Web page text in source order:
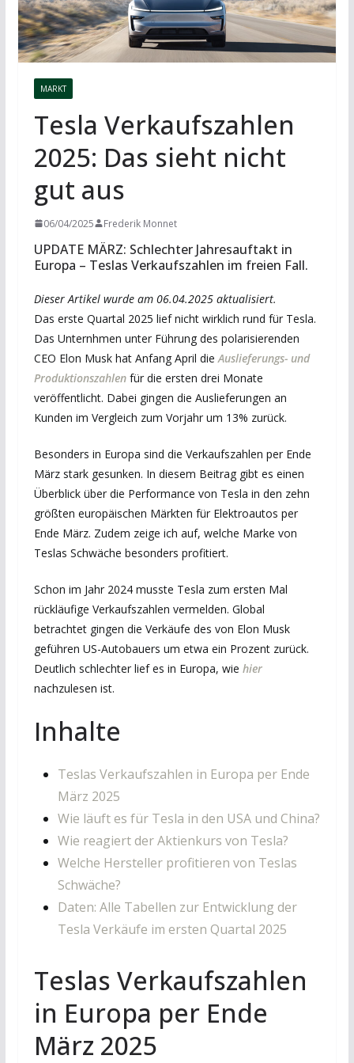
MARKT
Tesla Verkaufszahlen
2025: Das sieht nicht
gut aus
06/04/2025 Frederik Monnet
UPDATE MÄRZ: Schlechter Jahresauftakt in
Europa – Teslas Verkaufszahlen im freien Fall.
Dieser Artikel wurde am 06.04.2025 aktualisiert.
Das erste Quartal 2025 lief nicht wirklich rund für Tesla.
Das Unternhmen unter Führung des polarisierenden
CEO Elon Musk hat Anfang April dieAuslieferungs- und
Produktionszahlenfür die ersten drei Monate
veröffentlicht. Dabei gingen die Auslieferungen an
Kunden im Vergleich zum Vorjahr um 13% zurück.
Besonders in Europa sind die Verkaufszahlen per Ende
März stark gesunken. In diesem Beitrag gibt es einen
Überblick über die Performance von Tesla in den zehn
größten europäischen Märkten für Elektroautos per
Ende März. Zudem zeige ich auf, welche Marke von
Teslas Schwäche besonders profitiert.
Schon im Jahr 2024 musste Tesla zum ersten Mal
rückläufige Verkaufszahlen vermelden. Global
betrachtet gingen die Verkäufe des von Elon Musk
geführen US-Autobauers um etwa ein Prozent zurück.
Deutlich schlechter lief es in Europa, wie hier
nachzulesen ist.
Inhalte
Teslas Verkaufszahlen in Europa per Ende
März 2025
Wie läuft es für Tesla in den USA und China?
Wie reagiert der Aktienkurs von Tesla?
Welche Hersteller profitieren von Teslas
Schwäche?
Daten: Alle Tabellen zur Entwicklung der
Tesla Verkäufe im ersten Quartal 2025
Teslas Verkaufszahlen
in Europa per Ende
März 2025